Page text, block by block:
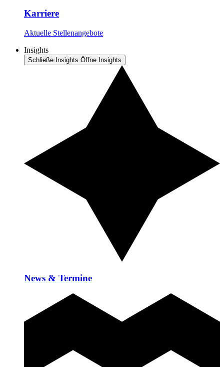
Karriere
Aktuelle Stellenangebote
Insights
Schließe Insights Öffne Insights
News & Termine